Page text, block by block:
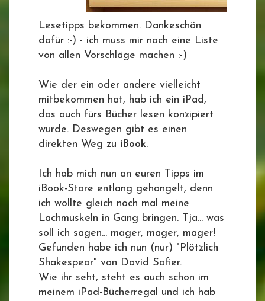
Lesetipps bekommen. Dankeschön
dafür :-) - ich muss mir noch eine Liste
von allen Vorschläge machen :-)
Wie der ein oder andere vielleicht
mitbekommen hat, hab ich ein iPad,
das auch fürs Bücher lesen konzipiert
wurde. Deswegen gibt es einen
direkten Weg zu iBook.
Ich hab mich nun an euren Tipps im
iBook-Store entlang gehangelt, denn
ich wollte gleich noch mal meine
Lachmuskeln in Gang bringen. Tja... was
soll ich sagen... mager, mager, mager!
Gefunden habe ich nun (nur) "Plötzlich
Shakespear" von David Safier.
Wie ihr seht, steht es auch schon im
meinem iPad-Bücherregal und ich hab